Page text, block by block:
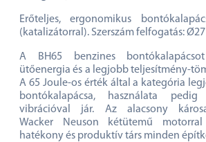
Erőteljes, ergonomikus
(katalizátorral). Szerszám felfogatás: Ø27
A BH65 benzines
ütőenergia és a legjobb teljesítmény-
A 65 Joule-os érték által a kategória
bontókalapácsa, használata
vibrációval jár. Az alacsony
Wacker Neuson kétütemű
hatékony és produktív társ minden